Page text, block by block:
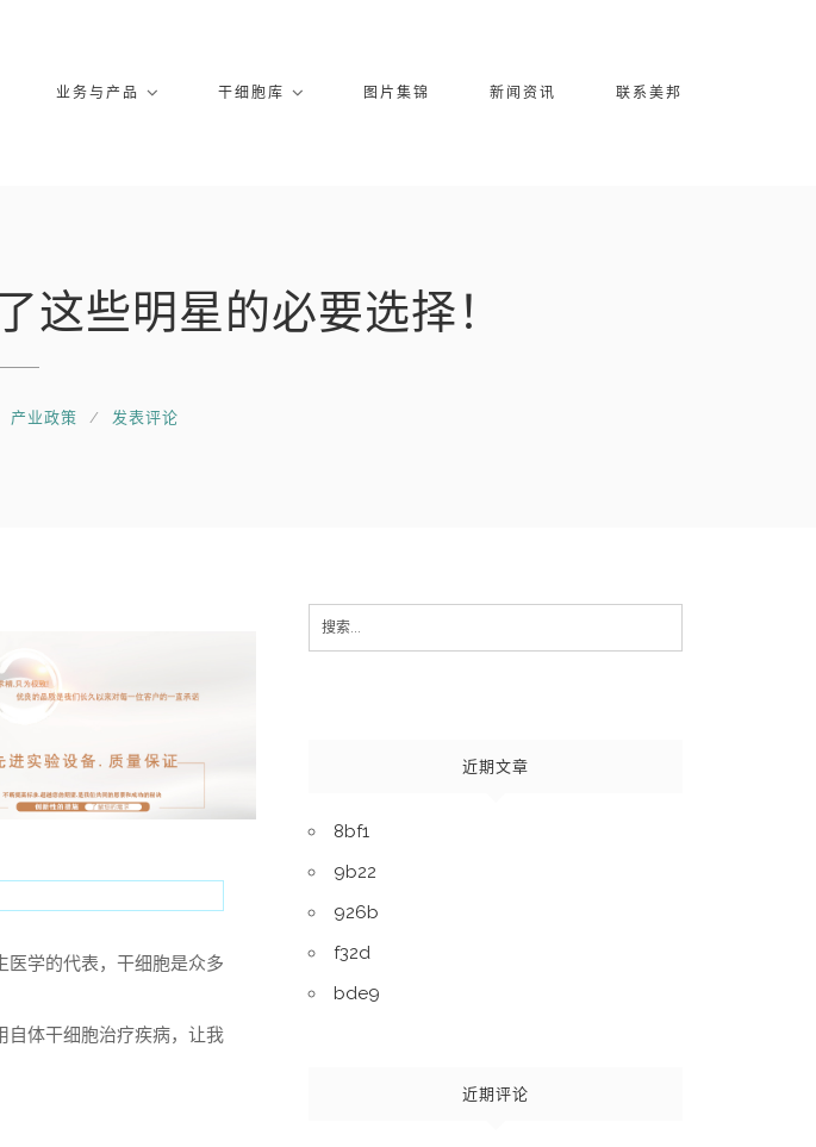
业务与产品 干细胞库 图片集锦 新闻资讯 联系美邦
这些明星的必要选择！
产业政策 发表评论
医学的代表，干细胞是众多
自体干细胞治疗疾病，让我
Search
for:
近期文章
8bf1
9b22
926b
f32d
bde9
近期评论